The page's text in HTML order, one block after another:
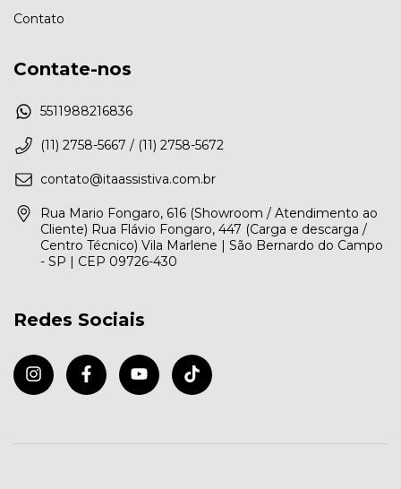
Contato
Contate-nos
5511988216836
(11) 2758-5667 / (11) 2758-5672
contato@itaassistiva.com.br
Rua Mario Fongaro, 616 (Showroom / Atendimento ao
Cliente) Rua Flávio Fongaro, 447 (Carga e descarga /
Centro Técnico) Vila Marlene | São Bernardo do Campo
- SP | CEP 09726-430
Redes Sociais